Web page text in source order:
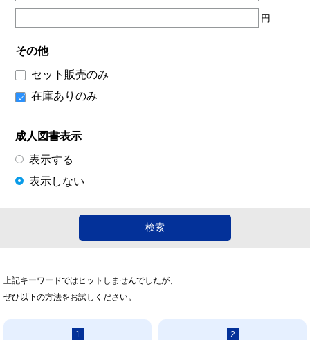
円
その他
セット販売のみ
在庫ありのみ
成人図書表示
表示する
表示しない
上記キーワードではヒットしませんでしたが、
ぜひ以下の方法をお試しください。
1
2